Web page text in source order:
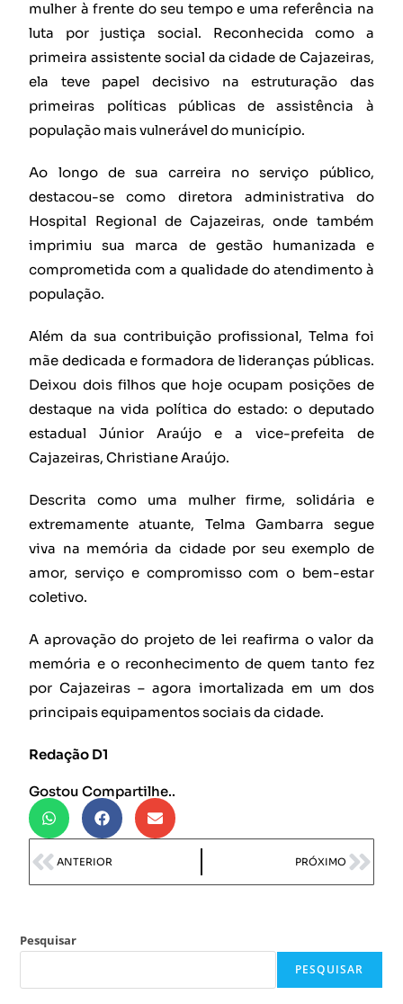
mulher à frente do seu tempo e uma referência na
luta por justiça social. Reconhecida como a
primeira assistente social da cidade de Cajazeiras,
ela teve papel decisivo na estruturação das
primeiras políticas públicas de assistência à
população mais vulnerável do município.
Ao longo de sua carreira no serviço público,
destacou-se como diretora administrativa do
Hospital Regional de Cajazeiras, onde também
imprimiu sua marca de gestão humanizada e
comprometida com a qualidade do atendimento à
população.
Além da sua contribuição profissional, Telma foi
mãe dedicada e formadora de lideranças públicas.
Deixou dois filhos que hoje ocupam posições de
destaque na vida política do estado: o deputado
estadual Júnior Araújo e a vice-prefeita de
Cajazeiras, Christiane Araújo.
Descrita como uma mulher firme, solidária e
extremamente atuante, Telma Gambarra segue
viva na memória da cidade por seu exemplo de
amor, serviço e compromisso com o bem-estar
coletivo.
A aprovação do projeto de lei reafirma o valor da
memória e o reconhecimento de quem tanto fez
por Cajazeiras – agora imortalizada em um dos
principais equipamentos sociais da cidade.
Redação D1
Gostou Compartilhe..
ANTERIOR PRÓXIMO
Pesquisar
PESQUISAR